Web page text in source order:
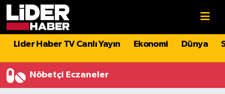
Lider Haber TV Canlı Yayın Ekonomi Dünya
Nöbetçi Eczaneler
Politika
Asayiş
Hava Durumu
İstanbul Namaz Vakitleri